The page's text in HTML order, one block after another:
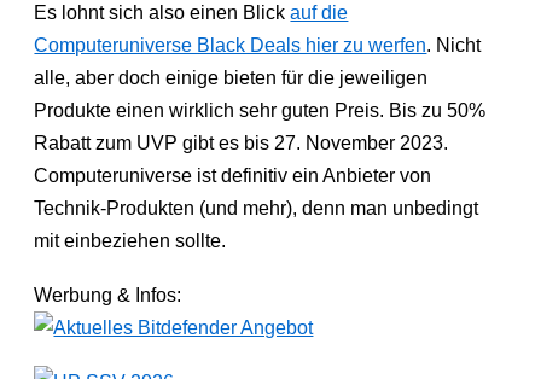
Es lohnt sich also einen Blickauf die
Computeruniverse Black Deals hier zu werfen. Nicht
alle, aber doch einige bieten für die jeweiligen
Produkte einen wirklich sehr guten Preis. Bis zu 50%
Rabatt zum UVP gibt es bis 27. November 2023.
Computeruniverse ist definitiv ein Anbieter von
Technik-Produkten (und mehr), denn man unbedingt
mit einbeziehen sollte.
Werbung & Infos: